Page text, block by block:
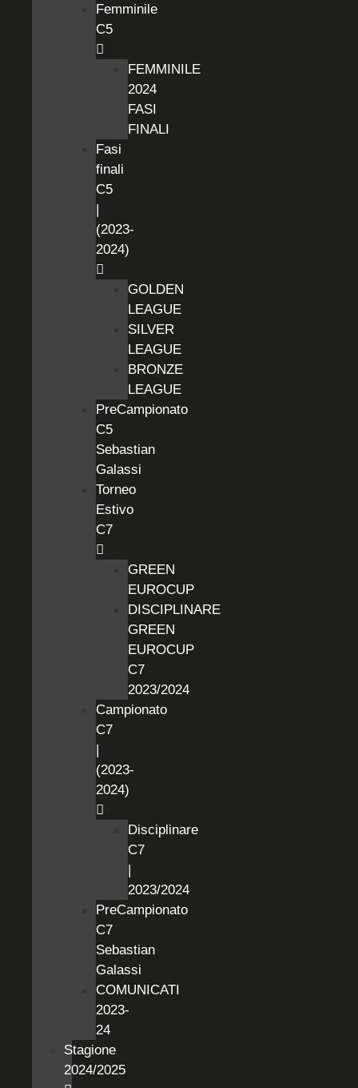
Femminile
C5
FEMMINILE
2024
FASI
FINALI
Fasi
finali
C5
|
(2023-
2024)
GOLDEN
LEAGUE
SILVER
LEAGUE
BRONZE
LEAGUE
PreCampionato
C5
Sebastian
Galassi
Torneo
Estivo
C7
GREEN
EUROCUP
DISCIPLINARE
GREEN
EUROCUP
C7
2023/2024
Campionato
C7
|
(2023-
2024)
Disciplinare
C7
|
2023/2024
PreCampionato
C7
Sebastian
Galassi
COMUNICATI
2023-
24
Stagione
2024/2025